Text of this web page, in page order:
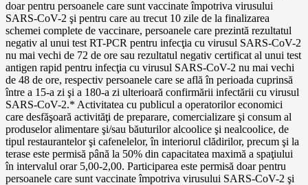
doar pentru persoanele care sunt vaccinate împotriva virusului
SARS-CoV-2 şi pentru care au trecut 10 zile de la finalizarea
schemei complete de vaccinare, persoanele care prezintă rezultatul
negativ al unui test RT-PCR pentru infecţia cu virusul SARS-CoV-2
nu mai vechi de 72 de ore sau rezultatul negativ certificat al unui test
antigen rapid pentru infecţia cu virusul SARS-CoV-2 nu mai vechi
de 48 de ore, respectiv persoanele care se află în perioada cuprinsă
între a 15-a zi şi a 180-a zi ulterioară confirmării infectării cu virusul
SARS-CoV-2.* Activitatea cu publicul a operatorilor economici
care desfăşoară activităţi de preparare, comercializare şi consum al
produselor alimentare şi/sau băuturilor alcoolice şi nealcoolice, de
tipul restaurantelor şi cafenelelor, în interiorul clădirilor, precum şi la
terase este permisă până la 50% din capacitatea maximă a spaţiului
în intervalul orar 5,00-2,00. Participarea este permisă doar pentru
persoanele care sunt vaccinate împotriva virusului SARS-CoV-2 şi